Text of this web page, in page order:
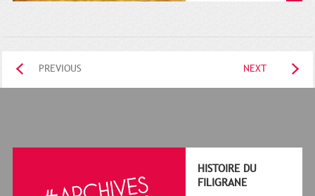
PREVIOUS NEXT
HISTOIRE DU
FILIGRANE